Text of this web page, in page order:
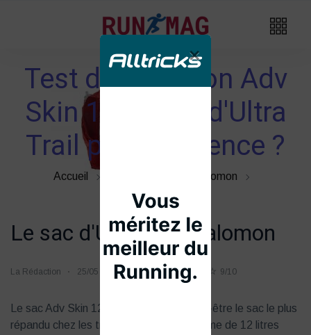
Test du Salomon Adv
Skin 12, le sac d'Ultra
Trail par excellence ?
Accueil Salomon
Le sac d'Ultra Trail Salomon
La Rédaction 25/05 3k vues 77 likes 9/10
Le sac Adv Skin 12 de Salomon est peut-être le sac le plus
répandu chez les traileurs. Avec son volume de 12 litres
×